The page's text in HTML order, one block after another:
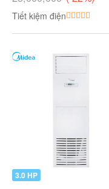
Ngựa) MKC50RVMV-
Tiết kiệm điện
3.0 HP